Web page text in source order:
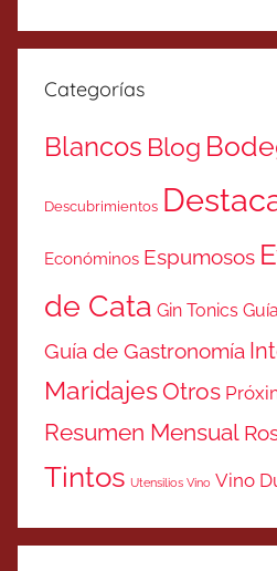
Categorías
Blancos Blog
Descubrimientos
Económinos Espumosos
de Cata Gin Tonics
Guía de Gastronomía
MaridajesOtros
Resumen Mensual
Tintos Utensilios Vino Vino